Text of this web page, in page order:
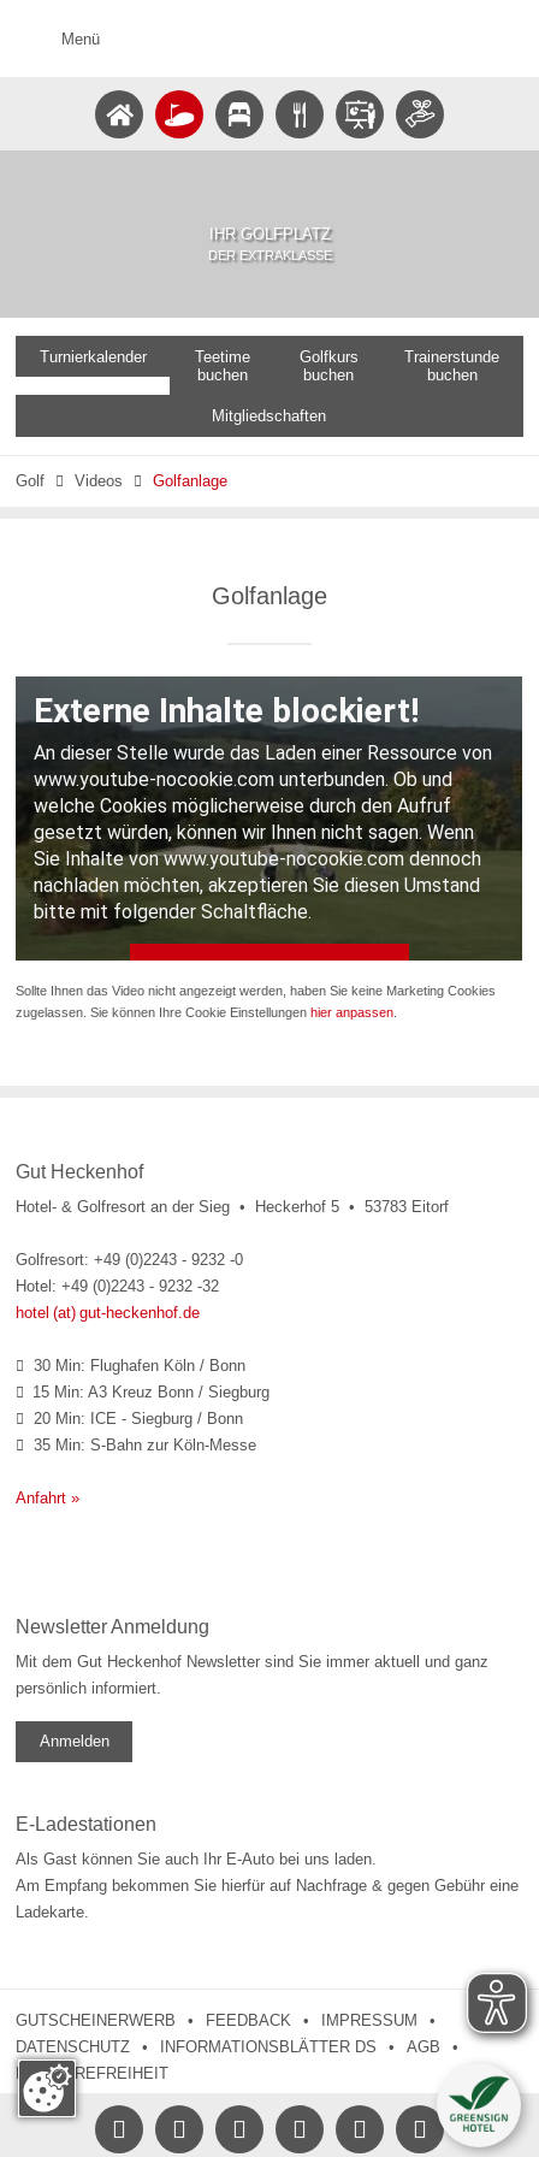
Menü
IHR GOLFPLATZ
DER EXTRAKLASSE
Turnierkalender
Teetime
buchen
Golfkurs
buchen
Trainerstunde
buchen
Mitgliedschaften
Golf  Videos  Golfanlage
Golfanlage
Sollte Ihnen das Video nicht angezeigt werden, haben Sie keine Marketing Cookies
zugelassen. Sie können Ihre Cookie Einstellungen hier anpassen.
Gut Heckenhof
Hotel- & Golfresort an der Sieg • Heckerhof 5 • 53783 Eitorf
Golfresort: +49 (0)2243 - 9232 -0
Hotel: +49 (0)2243 - 9232 -32
hotel (at) gut-heckenhof.de
 30 Min: Flughafen Köln / Bonn
 15 Min: A3 Kreuz Bonn / Siegburg
 20 Min: ICE - Siegburg / Bonn
 35 Min: S-Bahn zur Köln-Messe
Anfahrt »
Newsletter Anmeldung
Mit dem Gut Heckenhof Newsletter sind Sie immer aktuell und ganz
persönlich informiert.
Anmelden
E-Ladestationen
Als Gast können Sie auch Ihr E-Auto bei uns laden.
Am Empfang bekommen Sie hierfür auf Nachfrage & gegen Gebühr eine
Ladekarte.
GUTSCHEINERWERB FEEDBACK
IMPRESSUM
DATENSCHUTZ
INFORMATIONSBLÄTTER DS
AGB
BARRIEREFREIHEIT
    